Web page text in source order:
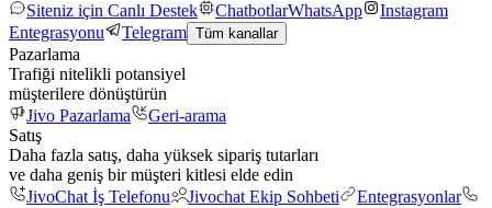
Siteniz için Canlı Destek
ChatbotlarWhatsApp
Instagram
Entegrasyonu
Telegram Tüm kanallar
Pazarlama
Trafiği nitelikli potansiyel
müşterilere dönüştürün
Jivo Pazarlama
Geri-arama
Satış
Daha fazla satış, daha yüksek sipariş tutarları
ve daha geniş bir müşteri kitlesi elde edin
JivoChat İş Telefonu
Jivochat Ekip Sohbeti
Entegrasyonlar